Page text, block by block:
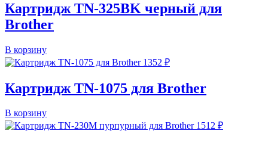
Картридж TN-325BK черный для
Brother
В корзину
1352 ₽
Картридж TN-1075 для Brother
В корзину
1512 ₽